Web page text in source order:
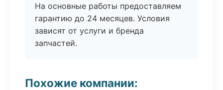
На основные работы предоставляем
гарантию до 24 месяцев. Условия
зависят от услуги и бренда
запчастей.
Похожие компании: